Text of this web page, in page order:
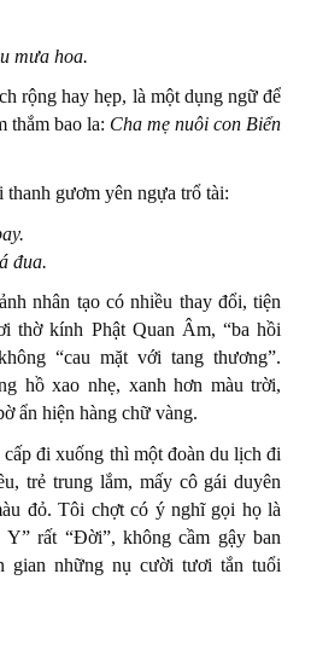
mưa hoa.
rộng hay hẹp, là một dụng ngữ để
thắm bao la: Cha mẹ nuôi con Biển
gươm yên ngựa trổ tài:
đua.
nhân tạo có nhiều thay đổi, tiện
thờ kính Phật Quan Âm, “ba hồi
“cau mặt với tang thương”.
hồ xao nhẹ, xanh hơn màu trời,
ẩn hiện hàng chữ vàng.
đi xuống thì một đoàn du lịch đi
trẻ trung lắm, mấy cô gái duyên
đỏ. Tôi chợt có ý nghĩ gọi họ là
rất “Đời”, không cầm gậy ban
gian những nụ cười tươi tắn tuổi